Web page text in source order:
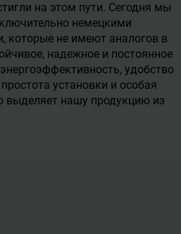
на этом пути. Сегодня мы
немецкими
не имеют аналогов в
надежное и постоянное
удобство
установки и особая
выделяет нашу продукцию из